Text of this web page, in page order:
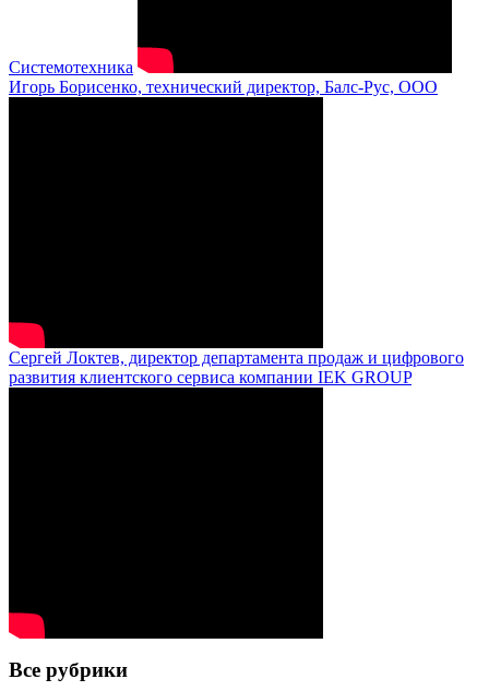
Системотехника
Игорь Борисенко, технический директор, Балс-Рус, ООО
Сергей Локтев, директор департамента продаж и цифрового
развития клиентского сервиса компании IEK GROUP
Все рубрики